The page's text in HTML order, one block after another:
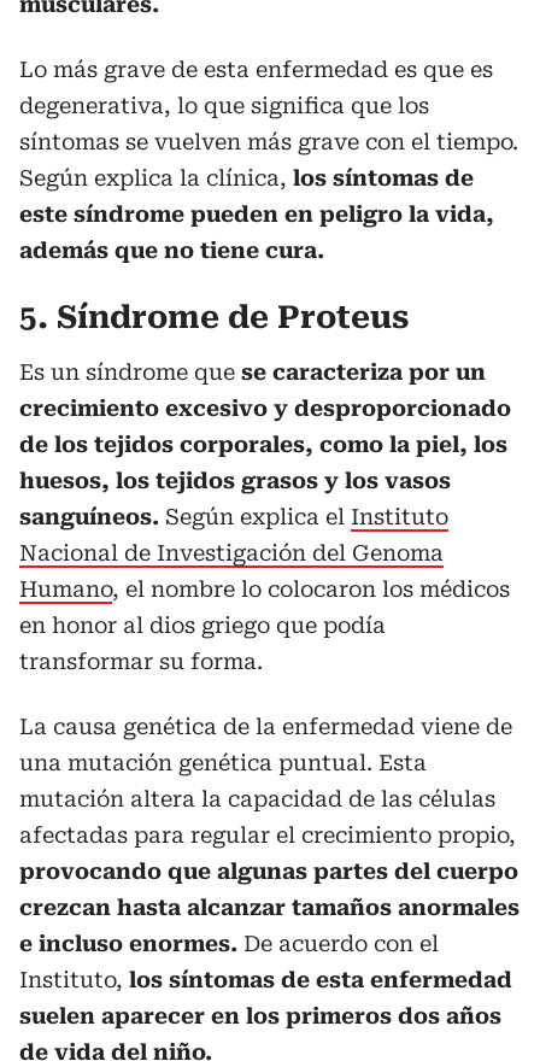
Lo más grave de esta enfermedad es que es
degenerativa, lo que significa que los
síntomas se vuelven más grave con el tiempo.
Según explica la clínica, los síntomas de
este síndrome pueden en peligro la vida,
además que no tiene cura.
5. Síndrome de Proteus
Es un síndrome que se caracteriza por un
crecimiento excesivo y desproporcionado
de los tejidos corporales, como la piel, los
huesos, los tejidos grasos y los vasos
sanguíneos. Según explica el Instituto
Nacional de Investigación del Genoma
Humano, el nombre lo colocaron los médicos
en honor al dios griego que podía
transformar su forma.
La causa genética de la enfermedad viene de
una mutación genética puntual. Esta
mutación altera la capacidad de las células
afectadas para regular el crecimiento propio,
provocando que algunas partes del cuerpo
crezcan hasta alcanzar tamaños anormales
e incluso enormes. De acuerdo con el
Instituto, los síntomas de esta enfermedad
suelen aparecer en los primeros dos años
de vida del niño.